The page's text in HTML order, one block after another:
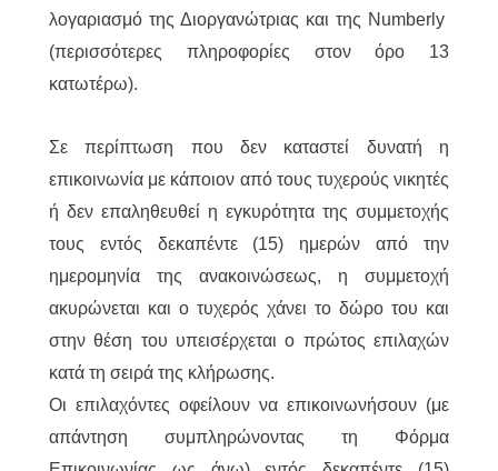
λογαριασμό της Διοργανώτριας και της Numberly
(περισσότερες πληροφορίες στον όρο 13
κατωτέρω).
Σε περίπτωση που δεν καταστεί δυνατή η
επικοινωνία με κάποιον από τους τυχερούς νικητές
ή δεν επαληθευθεί η εγκυρότητα της συμμετοχής
τους εντός δεκαπέντε (15) ημερών από την
ημερομηνία της ανακοινώσεως, η συμμετοχή
ακυρώνεται και ο τυχερός χάνει το δώρο του και
στην θέση του υπεισέρχεται ο πρώτος επιλαχών
κατά τη σειρά της κλήρωσης.
Οι επιλαχόντες οφείλουν να επικοινωνήσουν (με
απάντηση συμπληρώνοντας τη Φόρμα